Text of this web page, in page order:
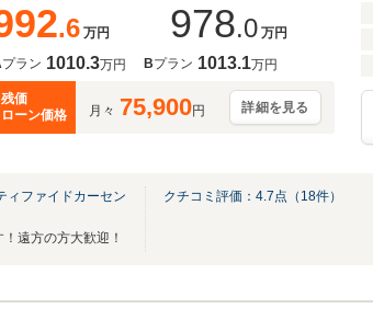
.6 万円 978.0 万円
プラン 1010.3万円 Bプラン 1013.1万円
残価
ローン価格
月々 75,900円 詳細を見る
ィファイドカーセン
遠方の方大歓迎！
クチコミ評価： 4.7点（ 18件）